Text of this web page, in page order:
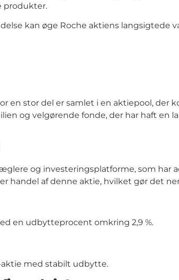
produkter.
kan øge Roche aktiens langsigtede
en stor del er samlet i en aktiepool, der
og velgørende fonde, der har haft en
og investeringsplatforme, som har
handel af denne aktie, hvilket gør det
en udbytteprocent omkring 2,9 %.
aktie med stabilt udbytte.